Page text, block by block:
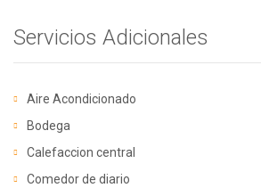
Servicios Adicionales
Aire Acondicionado
Bodega
Calefaccion central
Comedor de diario